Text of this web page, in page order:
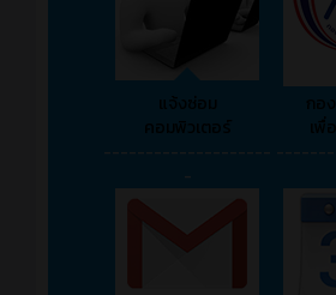
แจ้งซ่อม
คอมพิวเตอร์
กอ
เพื่
--------------------
-